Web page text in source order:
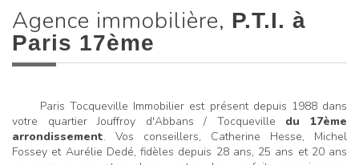
Agence immobilière, P.T.I. à
Paris 17ème
Paris Tocqueville Immobilier est présent depuis 1988 dans
votre quartier Jouffroy d'Abbans / Tocqueville du 17ème
arrondissement. Vos conseillers, Catherine Hesse, Michel
Fossey et Aurélie Dedé, fidèles depuis 28 ans, 25 ans et 20 ans